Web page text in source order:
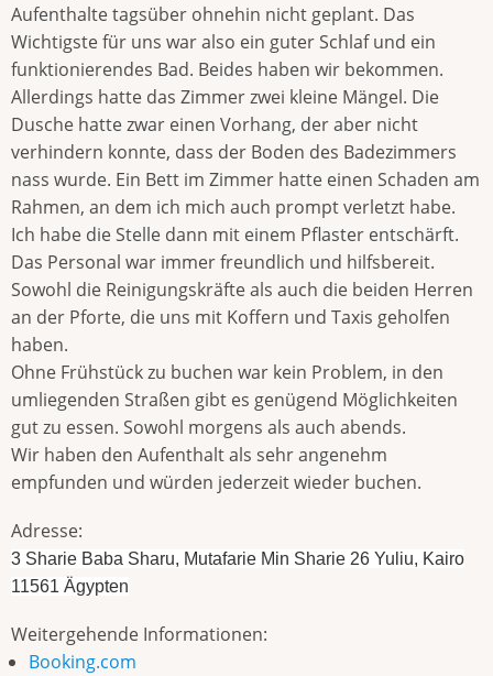
Aufenthalte tagsüber ohnehin nicht geplant. Das
Wichtigste für uns war also ein guter Schlaf und ein
funktionierendes Bad. Beides haben wir bekommen.
Allerdings hatte das Zimmer zwei kleine Mängel. Die
Dusche hatte zwar einen Vorhang, der aber nicht
verhindern konnte, dass der Boden des Badezimmers
nass wurde. Ein Bett im Zimmer hatte einen Schaden am
Rahmen, an dem ich mich auch prompt verletzt habe.
Ich habe die Stelle dann mit einem Pflaster entschärft.
Das Personal war immer freundlich und hilfsbereit.
Sowohl die Reinigungskräfte als auch die beiden Herren
an der Pforte, die uns mit Koffern und Taxis geholfen
haben.
Ohne Frühstück zu buchen war kein Problem, in den
umliegenden Straßen gibt es genügend Möglichkeiten
gut zu essen. Sowohl morgens als auch abends.
Wir haben den Aufenthalt als sehr angenehm
empfunden und würden jederzeit wieder buchen.
Adresse:
3 Sharie Baba Sharu, Mutafarie Min Sharie 26 Yuliu, Kairo
11561 Ägypten
Weitergehende Informationen:
Booking.com